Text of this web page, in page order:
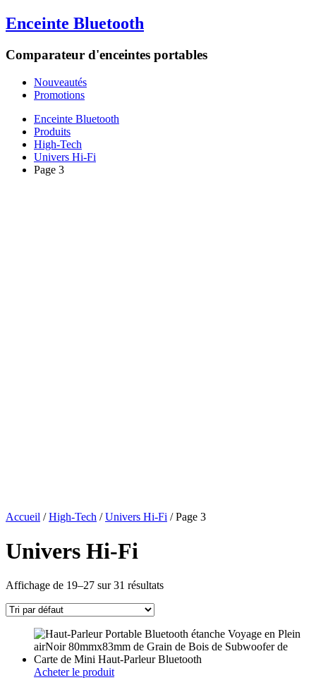
Enceinte Bluetooth
Comparateur d'enceintes portables
Nouveautés
Promotions
Enceinte Bluetooth
Produits
High-Tech
Univers Hi-Fi
Page 3
Accueil /High-Tech /Univers Hi-Fi / Page 3
Univers Hi-Fi
Affichage de 19–27 sur 31 résultats
Acheter le produit